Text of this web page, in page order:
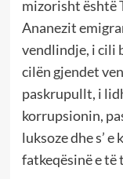
mizorisht është
Ananezit
vendlindje, i cili
cilën gjendet
paskrupullt, i
korrupsionin,
luksoze dhe s’
fatkeqësinë e të